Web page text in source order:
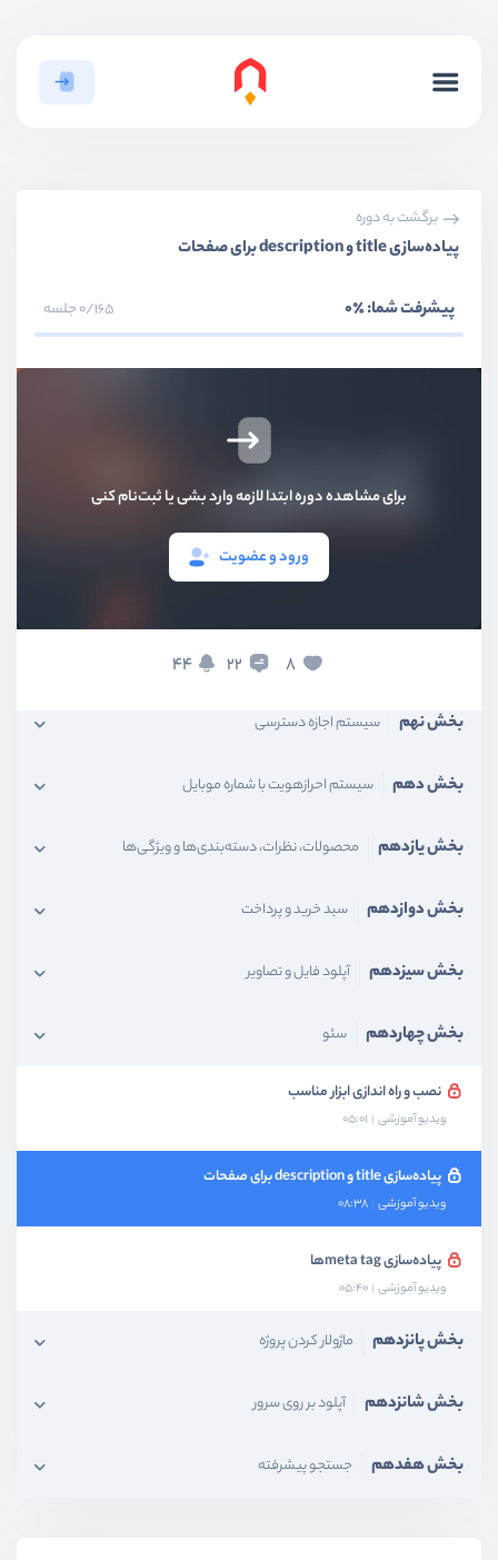
برگشت به دوره
پیاده‌سازی title و description برای صفحات
پیشرفت شما:٪0 0/165 جلسه
برای مشاهده دوره ابتدا لازمه وارد بشی یا ثبت‌نام کنی
ورود و عضویت
8
22
44
بخش اول مقدمات
مفاهیم هسته لاراول
تغییر ورژن لاراول
بخش نهم سیستم اجازه دسترسی
بخش دهم سیستم احرازهویت با شماره موبایل
بخش یازدهم محصولات، نظرات، دسته‌بندی‌ها و ویژگی‌ها
بخش دوازدهم سبد خرید و پرداخت
بخش سیزدهم آپلود فایل و تصاویر
بخش چهاردهم سئو
نصب و راه اندازی ابزار مناسب
ویدیو آموزشی 05:01
پیاده‌سازی title و description برای صفحات
ویدیو آموزشی 08:38
پیاده‌سازی meta tagها
ویدیو آموزشی 05:40
بخش پانزدهم ماژولار کردن پروژه
بخش شانزدهم آپلود بر روی سرور
بخش هفدهم جستجو پیشرفته